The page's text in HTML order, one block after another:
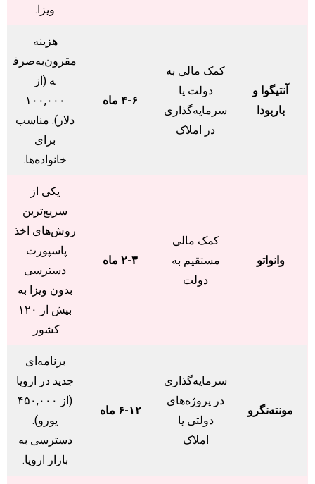
ویزا.
آنتیگوا و
باربودا
کمک مالی به
دولت یا
سرمایه‌گذاری
در املاک
۴-۶ ماه
هزینه
مقرون‌به‌صرف
ه (از
۱۰۰,۰۰۰
دلار). مناسب
برای
خانواده‌ها.
وانواتو
کمک مالی
مستقیم به
دولت
۲-۳ ماه
یکی از
سریع‌ترین
روش‌های اخذ
پاسپورت.
دسترسی
بدون ویزا به
بیش از ۱۲۰
کشور.
مونته‌نگرو
سرمایه‌گذاری
در پروژه‌های
دولتی یا
املاک
۶-۱۲ ماه
برنامه‌ای
جدید در اروپا
(از ۴۵۰,۰۰۰
یورو).
دسترسی به
بازار اروپا.